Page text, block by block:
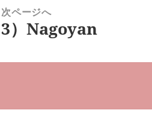
次ページへ
次
投
3）Nagoyan